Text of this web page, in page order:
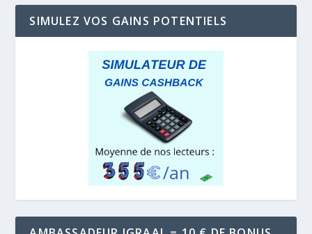
SIMULEZ VOS GAINS POTENTIELS